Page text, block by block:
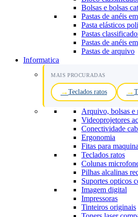
Bolsas e bolsas
Pastas de anéis
Pasta elásticos
Pastas
Pastas de anéis
Pastas de arquivo
Informatica
MAIS PROCURADAS
Teclados ratos
Arquivo, bolsas e
Videoprojetores
Conectividade
Ergonomia
Fitas para
Teclados ratos
Colunas
Pilhas alcalinas
Suportes opticos
Imagem digital
Impressoras
Tinteiros originais